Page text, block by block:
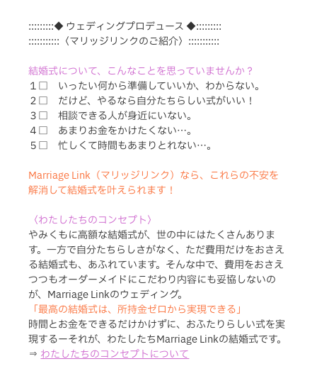
:::::::::◆ ウェディングプロデュース ◆:::::::::
:::::::::::〈マリッジリンクのご紹介〉:::::::::::
結婚式について、こんなことを思っていませんか？
１□　いったい何から準備していいか、わからない。
２□　だけど、やるなら自分たちらしい式がいい！
３□　相談できる人が身近にいない。
４□　あまりお金をかけたくない…。
５□　忙しくて時間もあまりとれない…。
Marriage Link（マリッジリンク）なら、これらの不安を
解消して結婚式を叶えられます！
〈わたしたちのコンセプト〉
やみくもに高額な結婚式が、世の中にはたくさんありま
す。一方で自分たちらしさがなく、ただ費用だけをおさえ
る結婚式も、あふれています。そんな中で、費用をおさえ
つつもオーダーメイドにこだわり内容にも妥協しないの
が、Marriage Linkのウェディング。
「最高の結婚式は、所持金ゼロから実現できる」
時間とお金をできるだけかけずに、おふたりらしい式を実
現するーそれが、わたしたちMarriage Linkの結婚式です。
⇒ わたしたちのコンセプトについて